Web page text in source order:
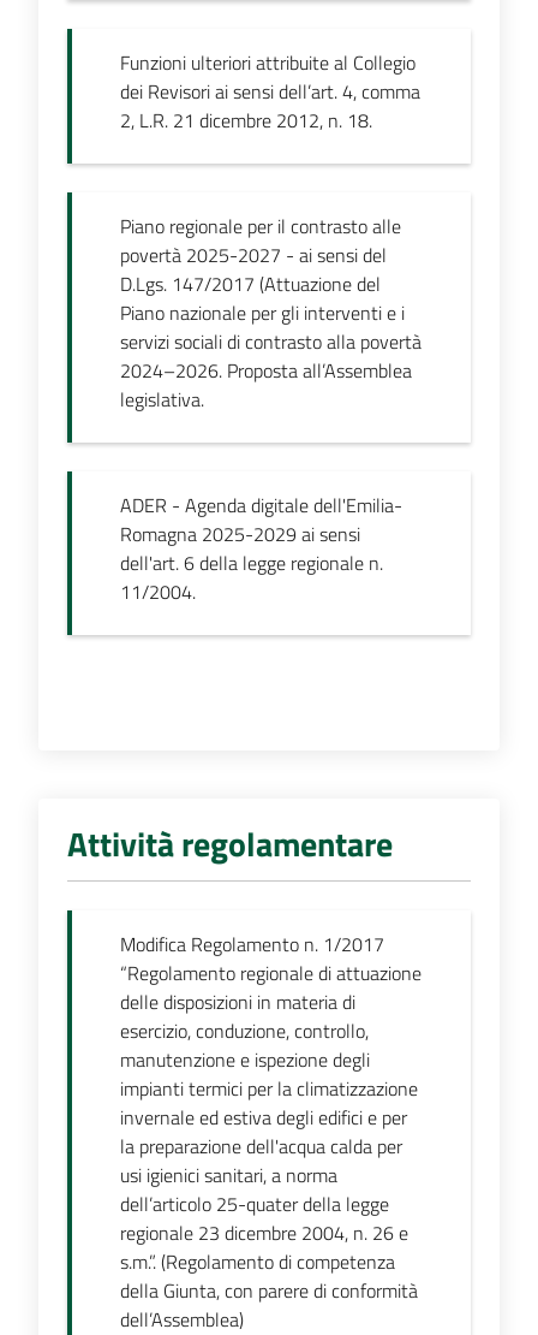
Funzioni ulteriori attribuite al Collegio
dei Revisori ai sensi dell’art. 4, comma
2, L.R. 21 dicembre 2012, n. 18.
Piano regionale per il contrasto alle
povertà 2025-2027 - ai sensi del
D.Lgs. 147/2017 (Attuazione del
Piano nazionale per gli interventi e i
servizi sociali di contrasto alla povertà
2024–2026. Proposta all’Assemblea
legislativa.
ADER - Agenda digitale dell'Emilia-
Romagna 2025-2029 ai sensi
dell'art. 6 della legge regionale n.
11/2004.
Attività regolamentare
Modifica Regolamento n. 1/2017
“Regolamento regionale di attuazione
delle disposizioni in materia di
esercizio, conduzione, controllo,
manutenzione e ispezione degli
impianti termici per la climatizzazione
invernale ed estiva degli edifici e per
la preparazione dell'acqua calda per
usi igienici sanitari, a norma
dell’articolo 25-quater della legge
regionale 23 dicembre 2004, n. 26 e
s.m.”. (Regolamento di competenza
della Giunta, con parere di conformità
dell’Assemblea)